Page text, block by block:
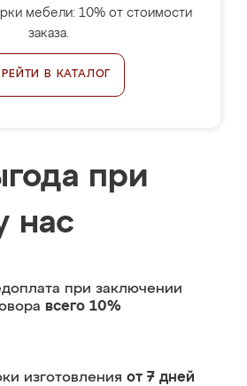
мебели: 10% от стоимости
заказа.
В КАТАЛОГ
при
нас
при заключении
всего 10%
изготовления от 7 дней